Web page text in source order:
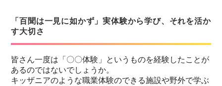
「百聞は一見に如かず」実体験から学び、それを活か
す大切さ
皆さん一度は「〇〇体験」というものを経験したことが
あるのではないでしょうか。
キッザニアのような職業体験のできる施設や野外で学ぶ